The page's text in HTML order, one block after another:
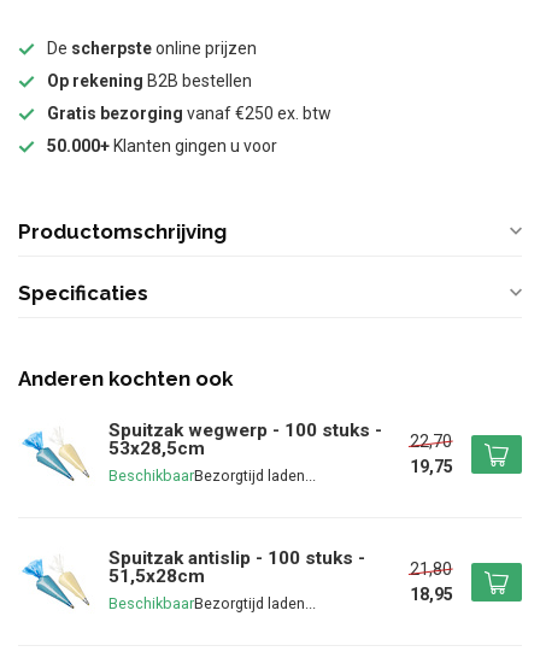
De scherpsteonline prijzen
Op rekening B2B bestellen
Gratis bezorging vanaf €250 ex. btw
50.000+ Klanten gingen u voor
Productomschrijving
Specificaties
Anderen kochten ook
Spuitzak wegwerp - 100 stuks -
53x28,5cm
Beschikbaar
22,70
19,75
Spuitzak antislip - 100 stuks -
51,5x28cm
Beschikbaar
21,80
18,95